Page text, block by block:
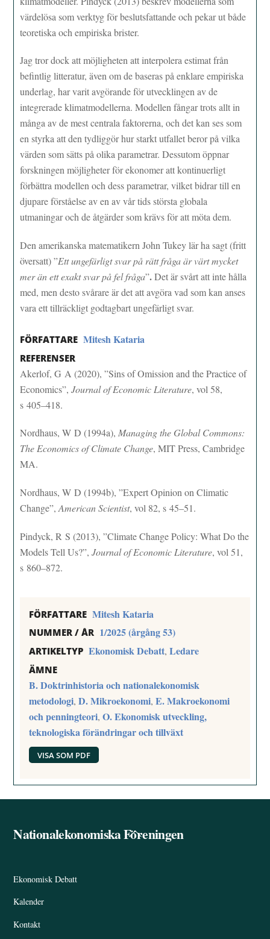
värdelösa som verktyg för beslutsfattande och pekar ut både
teoretiska och empiriska brister.
Jag tror dock att möjligheten att interpolera estimat från
befintlig litteratur, även om de baseras på enklare empiriska
underlag, har varit avgörande för utvecklingen av de
integrerade klimatmodellerna. Modellen fångar trots allt in
många av de mest centrala faktorerna, och det kan ses som
en styrka att den tydliggör hur starkt utfallet beror på vilka
värden som sätts på olika parametrar. Dessutom öppnar
forskningen möjligheter för ekonomer att kontinuerligt
förbättra modellen och dess parametrar, vilket bidrar till en
djupare förståelse av en av vår tids största globala
utmaningar och de åtgärder som krävs för att möta dem.
Den amerikanska matematikern John Tukey lär ha sagt (fritt
översatt) ”Ett ungefärligt svar på rätt fråga är värt mycket
mer än ett exakt svar på fel fråga”.Det är svårt att inte hålla
med, men desto svårare är det att avgöra vad som kan anses
vara ett tillräckligt godtagbart ungefärligt svar.
FÖRFATTARE Mitesh Kataria
REFERENSER
Akerlof, G A (2020), ”Sins of Omission and the Practice of
Economics”,Journal of Economic Literature, vol 58,
s 405–418.
Nordhaus, W D (1994a),Managing the Global Commons:
The Economics of Climate Change, MIT Press, Cambridge
MA.
Nordhaus, W D (1994b), ”Expert Opinion on Climatic
Change”,American Scientist, vol 82, s 45–51.
Pindyck, R S (2013), ”Climate Change Policy: What Do the
Models Tell Us?”,Journal of Economic Literature, vol 51,
s 860–872.
FÖRFATTARE Mitesh Kataria
NUMMER / ÅR 1/2025 (årgång 53)
ARTIKELTYP Ekonomisk Debatt,Ledare
ÄMNE
B. Doktrinhistoria och nationalekonomisk
metodologi,D. Mikroekonomi,E. Makroekonomi
och penningteori,O. Ekonomisk utveckling,
teknologiska förändringar och tillväxt
VISA SOM PDF
Back
Nationalekonomiska Föreningen
Ekonomisk Debatt
Kalender
Kontakt